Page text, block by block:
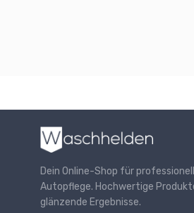
Dein Online-Shop für
Autopflege. Hochwertige
glänzende Ergebnisse.